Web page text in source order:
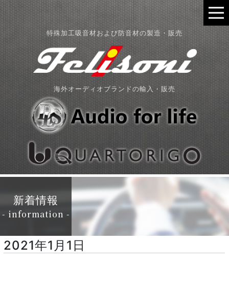
特殊加工吸音材および防音材の製造・販売
海外オーディオブランドの輸入・販売
新着情報
- information -
2021年1月1日